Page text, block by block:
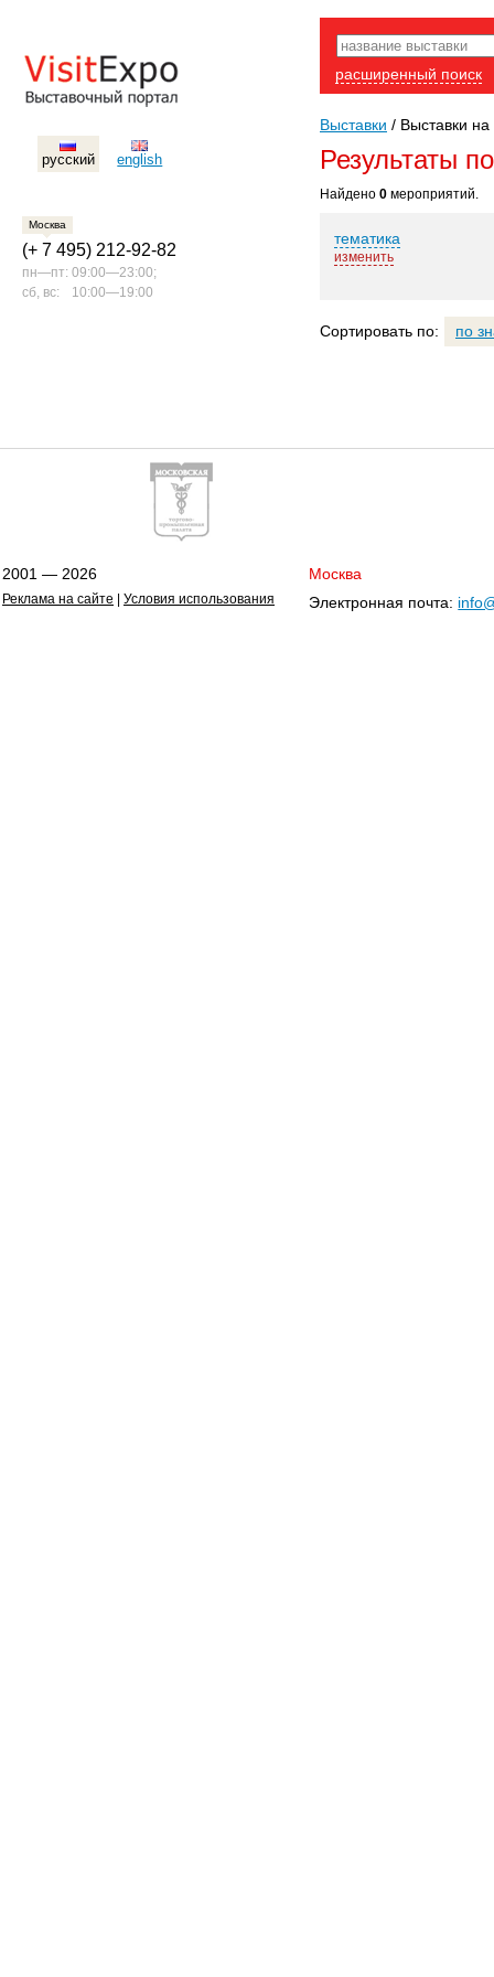
русский english
Москва
(+ 7 495) 212-92-82
пн—пт: 09:00—23:00;
сб, вс:
10:00—19:00
расширенный поиск
Выставки / Выставки на
Результаты
Найдено 0 мероприятий.
тематика
изменить
Сортировать по: по
2001 — 2026
Реклама на сайте Условия использования
Москва
Электронная почта: